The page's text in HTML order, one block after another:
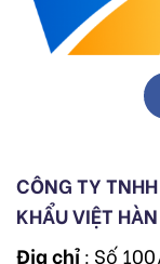
CÔNG TY
KHẨU VIỆT HÀN
Địa chỉ: Số